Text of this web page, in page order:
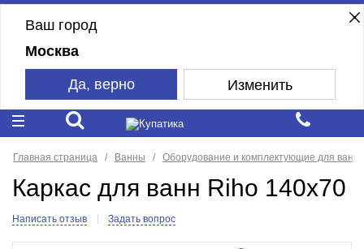
Ваш город
Москва
Да, верно Изменить
Главная страница Ванны Оборудование и комплектующие для ванн
Каркас для ванн Riho 140x70
Написать отзыв Задать вопрос